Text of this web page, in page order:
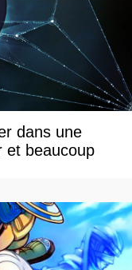
dans une
et beaucoup